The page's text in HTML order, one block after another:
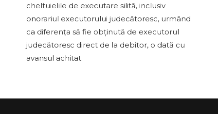
cheltuielile de executare silită, inclusiv
onorariul executorului judecătoresc, urmând
ca diferenţa să fie obţinută de executorul
judecătoresc direct de la debitor, o dată cu
avansul achitat.